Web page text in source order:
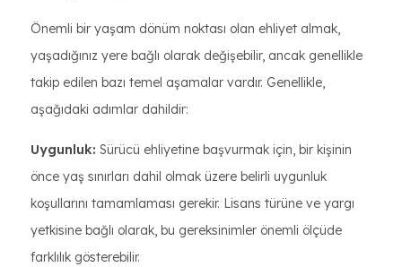
Önemli bir yaşam dönüm noktası olan ehliyet almak,
yaşadığınız yere bağlı olarak değişebilir, ancak genellikle
takip edilen bazı temel aşamalar vardır. Genellikle,
aşağıdaki adımlar dahildir:
Uygunluk: Sürücü ehliyetine başvurmak için, bir kişinin
önce yaş sınırları dahil olmak üzere belirli uygunluk
koşullarını tamamlaması gerekir. Lisans türüne ve yargı
yetkisine bağlı olarak, bu gereksinimler önemli ölçüde
farklılık gösterebilir.